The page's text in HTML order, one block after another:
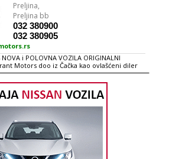
Preljina,
Preljina bb
032 380900
032 380905
NOVA i POLOVNA VOZILA ORIGINALNI
Motors doo iz Čačka kao ovlašćeni diler
Oktobra 2007. godine. Od 1. Decembra
predstavlja svoj novi prodajno-servisni
od 2500m2. Objekat je izgrađen i
BMW standardima, sa originalnom
i izaći u susret svim vašim pitanjima i
sa velikim zadovoljstvom predstavlja
uz koji ne morate da
da dođete, a ostalo prepustite nama.